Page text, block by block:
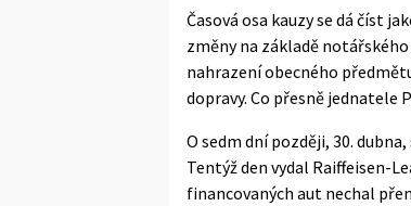
Časová osa kauzy se dá číst
změny na základě notářského
nahrazení obecného
dopravy. Co přesně jednatele
O sedm dní později, 30.
Tentýž den vydal Raiffeisen-
financovaných aut nechal